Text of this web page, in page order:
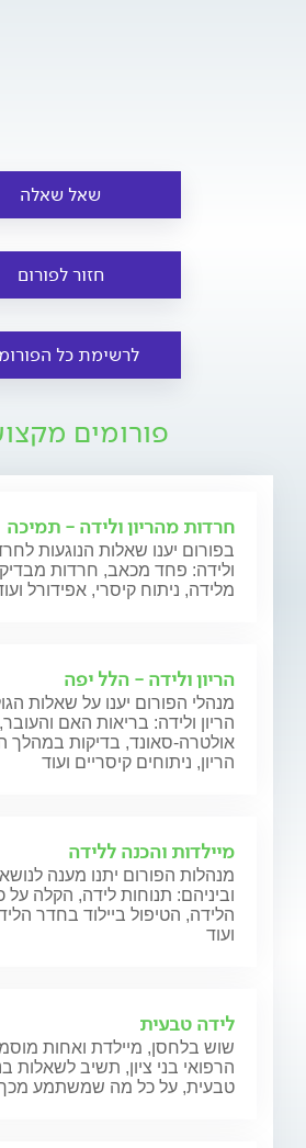
שאל שאלה
חזור לפורום
לרשימת כל
פורומים
חרדות מהריון ולידה - תמיכה
בפורום יענו שאלות הנוגעות
ולידה: פחד מכאב, חרדות
מלידה, ניתוח קיסרי, אפידורל
הריון ולידה - הלל יפה
מנהלי הפורום יענו על שאלות
הריון ולידה: בריאות האם והעובר,
אולטרה-סאונד, בדיקות במהלך
הריון, ניתוחים קיסריים ועוד
מיילדות והכנה ללידה
מנהלות הפורום יתנו מענה
וביניהם: תנוחות לידה, הקלה על
הלידה, הטיפול ביילוד בחדר
ועוד
לידה טבעית
שוש בלחסן, מיילדת ואחות
הרפואי בני ציון, תשיב לשאלות
טבעית, על כל מה שמשתמע